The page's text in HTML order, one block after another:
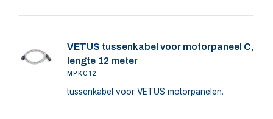
VETUS tussenkabel voor motorpaneel C,
lengte 12 meter
MPKC12
tussenkabel voor VETUS motorpanelen.